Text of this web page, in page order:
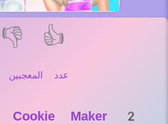
👍
👎
عدد المعجبين (81)
Cookie Maker 2